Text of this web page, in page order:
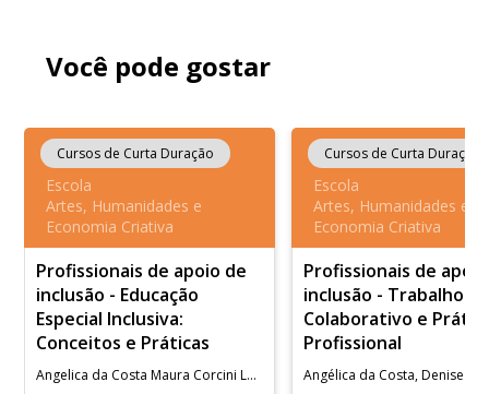
Você pode gostar
Cursos de Curta Duração
Escola
Artes, Humanidades e
Economia Criativa
Profissionais de apoio de
inclusão - Educação
Especial Inclusiva:
Conceitos e Práticas
Angelica da Costa Maura Corcini Lopes
Cursos de Curta Duração
Escola
Artes, Humanidades e
Economia Criativa
Profissionais de
inclusão - Trabalho
Colaborativo e
Profissional